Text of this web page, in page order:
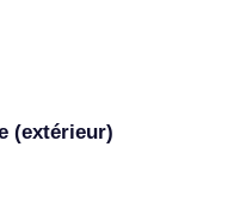
(extérieur)